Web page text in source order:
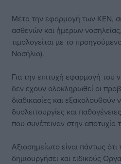
Μέτα την εφαρμογή των ΚΕΝ,
ασθενών και ήμερων
τιμολογείται με το
Νοσήλιο).
Για την επιτυχή εφαρμογή του
δεν έχουν ολοκληρωθεί οι
διαδικασίες και εξακολουθούν
δυσλειτουργίες και
που συνέτειναν στην αποτυχία
Αξιοσημείωτο είναι πάντως ότι
δημιουργήσει και ειδικούς